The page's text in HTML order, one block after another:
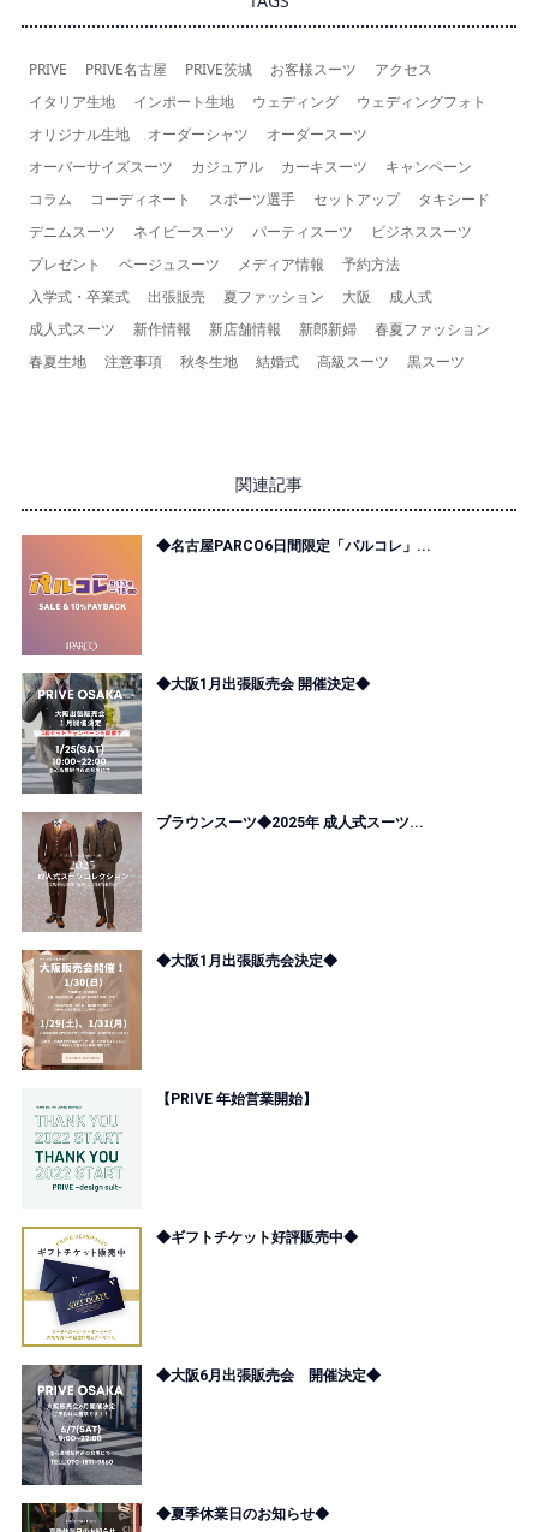
PRIVE PRIVE名古屋 PRIVE茨城 お客様スーツ
アクセス
イタリア生地
インポート生地 ウェディング
ウェディングフォト
オリジナル生地
オーダーシャツ
オーダースーツ
オーバーサイズスーツ
カジュアル カーキスーツ
キャンペーン
コラム
コーディネート スポーツ選手 セットアップ
タキシード
デニムスーツ
ネイビースーツ パーティスーツ
ビジネススーツ
プレゼント
ベージュスーツ メディア情報
予約方法
入学式・卒業式
出張販売 夏ファッション 大阪
成人式
成人式スーツ
新作情報 新店舗情報 新郎新婦
春夏ファッション
春夏生地
注意事項 秋冬生地 結婚式 高級スーツ 黒スーツ
関連記事
◆名古屋PARCO6日間限定「パルコレ」...
◆大阪1月出張販売会 開催決定◆
ブラウンスーツ◆2025年 成人式スーツ...
◆大阪1月出張販売会決定◆
【PRIVE 年始営業開始】
◆ギフトチケット好評販売中◆
◆大阪6月出張販売会 開催決定◆
◆夏季休業日のお知らせ◆